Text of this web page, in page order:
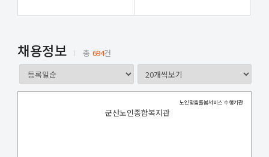
채용정보 총 694건
노인맞춤돌봄서비스 수행기관
군산노인종합복지관